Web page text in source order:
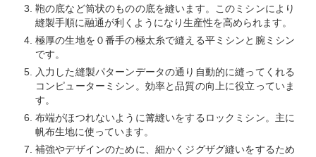
鞄の底など筒状のものの底を縫います。このミシンにより
縫製手順に融通が利くようになり生産性を高められます。
極厚の生地を０番手の極太糸で縫える平ミシンと腕ミシン
です。
入力した縫製パターンデータの通り自動的に縫ってくれる
コンピューターミシン。効率と品質の向上に役立っていま
す。
布端がほつれないように篝縫いをするロックミシン。主に
帆布生地に使っています。
補強やデザインのために、細かくジグザグ縫いをするため